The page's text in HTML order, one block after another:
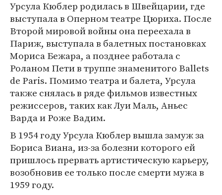
Урсула Кюблер родилась в Швейцарии, где
выступала в Оперном театре Цюриха. После
Второй мировой войны она переехала в
Париж, выступала в балетных постановках
Мориса Бежара, а позднее работала с
Роланом Пети в труппе знаменитого Ballets
de Paris. Помимо театра и балета, Урсула
также снялась в ряде фильмов известных
режиссеров, таких как Луи Маль, Аньес
Варда и Роже Вадим.
В 1954 году Урсула Кюблер вышла замуж за
Бориса Виана, из-за болезни которого ей
пришлось прервать артистическую карьеру,
возобновив ее только после смерти мужа в
1959 году.